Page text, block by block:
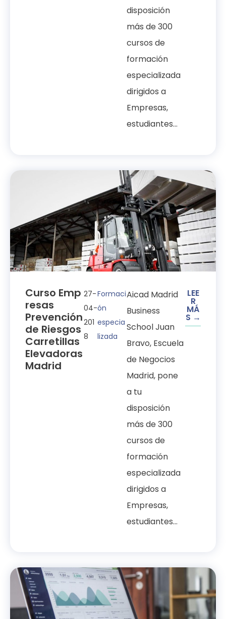
disposición
más de 300
cursos de
formación
especializada
dirigidos a
Empresas,
estudiantes...
Curso Emp
resas
Prevención
de Riesgos
Carretillas
Elevadoras
Madrid
27-
04-
201
8
Formaci
ón
especia
lizada
Aicad Madrid
Business
School Juan
Bravo, Escuela
de Negocios
Madrid, pone
a tu
disposición
más de 300
cursos de
formación
especializada
dirigidos a
Empresas,
estudiantes...
LEE
R
MÁ
S →